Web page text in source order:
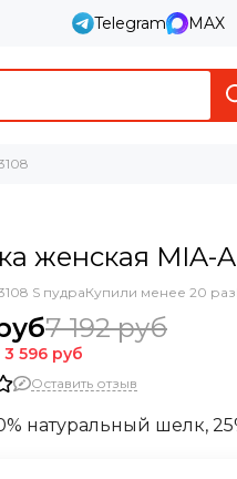
Telegram MAX
женская MIA-
S пудраКупили менее 20 раз
7 192 руб
3 596 руб
Оставить отзыв
натуральный шелк,